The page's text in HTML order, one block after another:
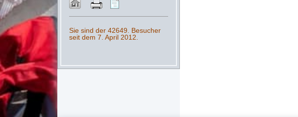
Sie sind der 42649. Besucher
seit dem 7. April 2012.